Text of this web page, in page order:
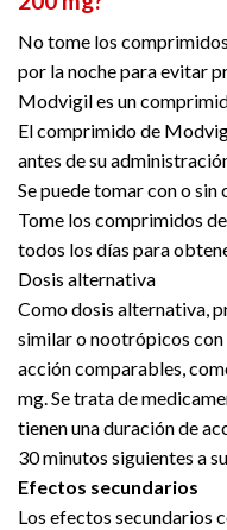
No tome los
por la noche para evitar
Modvigil es un
El comprimido de
antes de su
Se puede tomar con o sin
Tome los comprimidos
todos los días para
Dosis alternativa
Como dosis alternativa,
similar o nootrópicos
acción comparables,
mg. Se trata de
tienen una duración de
30 minutos siguientes a
Efectos secundarios
Los efectos secundarios